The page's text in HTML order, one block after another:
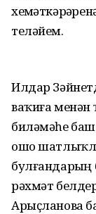
теләйем.
Илдар
ваҡиға менән
биләмәһе
ошо
рәхмәт
Арыҫланова